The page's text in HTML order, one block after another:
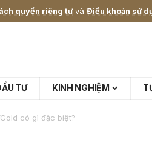
quyền riêng tưvà Điều khoản sử
TƯ KINH NGHIỆM
có gì đặc biệt?